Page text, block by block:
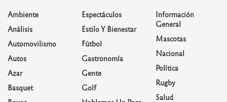
Ambiente
Análisis
Automovilismo
Autos
Azar
Basquet
Espectáculos
Estilo Y Bienestar
Fútbol
Gastronomía
Gente
Golf
Información
General
Mascotas
Nacional
Política
Rugby
Salud